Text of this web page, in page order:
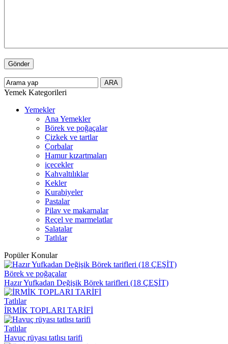
Yemek Kategorileri
Yemekler
Ana Yemekler
Börek ve poğaçalar
Çizkek ve tartlar
Çorbalar
Hamur kızartmaları
içecekler
Kahvaltılıklar
Kekler
Kurabiyeler
Pastalar
Pilav ve makarnalar
Reçel ve marmelatlar
Salatalar
Tatlılar
Popüler Konular
Börek ve poğaçalar
Hazır Yufkadan Değişik Börek tarifleri (18 ÇEŞİT)
Tatlılar
İRMİK TOPLARI TARİFİ
Tatlılar
Havuç rüyası tatlısı tarifi